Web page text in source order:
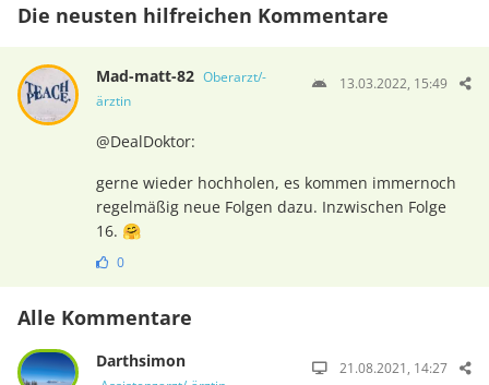
Die neusten hilfreichen Kommentare
Mad-matt-82 Oberarzt/-
ärztin
13.03.2022, 15:49
@DealDoktor:
gerne wieder hochholen, es kommen immernoch
regelmäßig neue Folgen dazu. Inzwischen Folge
16. 🤗
0
Alle Kommentare
Darthsimon 21.08.2021, 14:27